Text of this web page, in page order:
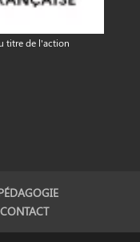
titre de l'action
CONTACT